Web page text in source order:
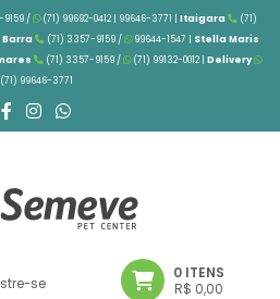
9159 / (71) 99692-0412 | 99646-3771 | Itaigara
(71)
Barra (71) 3357-9159 / 99644-1547 | Stella Maris
(71) 3357-9159 / (71) 99132-0012 | Delivery
(71) 99646-3771
se
0 ITENS
R$ 0,00